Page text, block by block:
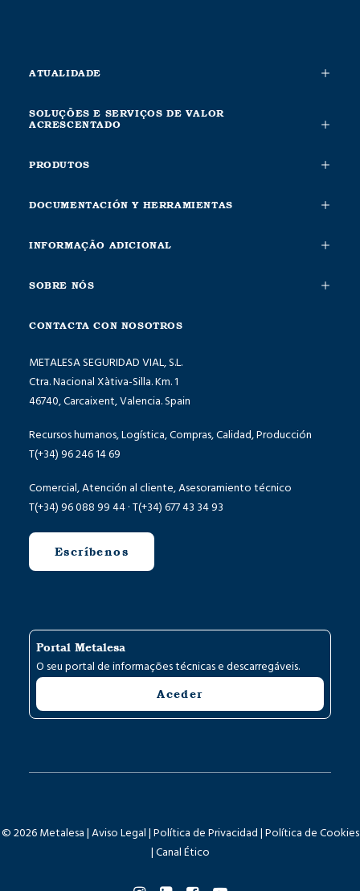
ATUALIDADE
SOLUÇÕES E SERVIÇOS DE VALOR
ACRESCENTADO
PRODUTOS
DOCUMENTACIÓN Y HERRAMIENTAS
INFORMAÇÃO ADICIONAL
SOBRE NÓS
CONTACTA CON NOSOTROS
METALESA SEGURIDAD VIAL, S.L.
Ctra. Nacional Xàtiva-Silla. Km. 1
46740, Carcaixent, Valencia. Spain
Recursos humanos, Logística, Compras, Calidad, Producción
T(+34) 96 246 14 69
Comercial, Atención al cliente, Asesoramiento técnico
T(+34) 96 088 99 44 · T(+34) 677 43 34 93
Escríbenos
Portal Metalesa
O seu portal de informações técnicas e descarregáveis.
Aceder
© 2026 Metalesa | Aviso Legal | Política de Privacidad | Política de Cookies
| Canal Ético